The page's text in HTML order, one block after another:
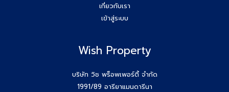
เกี่ยวกับเรา
เข้าสู่ระบบ
Wish Property
บริษัท วิช พร็อพเพอร์ตี้ จำกัด
1991/89 อารียาแมนดารีนา